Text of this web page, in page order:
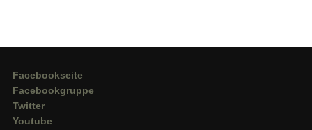
Facebookseite
Facebookgruppe
Twitter
Youtube